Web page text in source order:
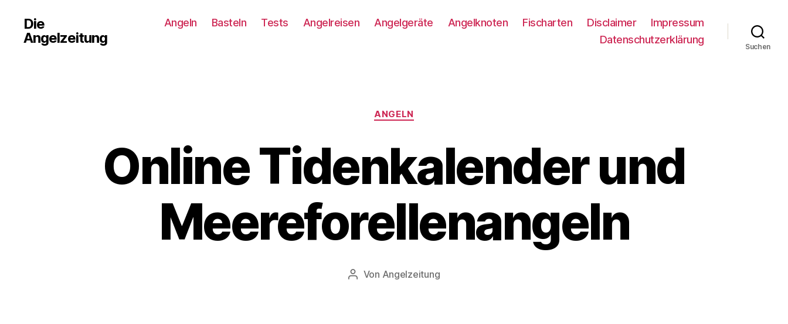
Die
Angelzeitung
Angeln Basteln Tests Angelreisen Angelgeräte Angelknoten Fischarten Disclaimer
Impressum
Datenschutzerklärung
Suchen
Kategorien
ANGELN
Online Tidenkalender und
Meereforellenangeln
Beitragsautor
Von Angelzeitung